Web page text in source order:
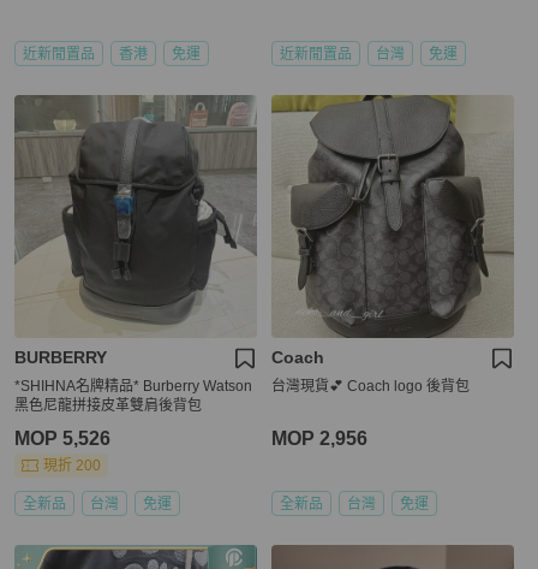
近新閒置品 香港 免運 近新閒置品 台灣 免運
BURBERRY
*SHIHNA名牌精品* Burberry Watson
黑色尼龍拼接皮革雙肩後背包
MOP 5,526
現折 200
全新品 台灣 免運
Coach
台灣現貨💕 Coach logo 後背包
MOP 2,956
全新品 台灣 免運